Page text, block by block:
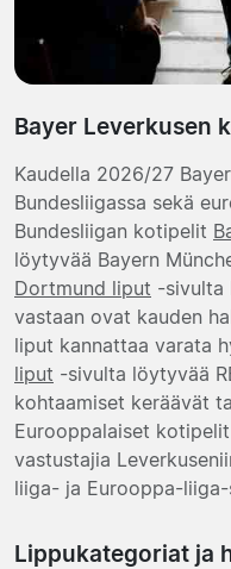
Bayer Leverkusen
Kaudella 2026/27
Bundesliigassa sekä
Bundesliigan kotipelit
löytyvää Bayern
Dortmund liput -sivulta
vastaan ovat kauden
liput kannattaa varata
liput -sivulta löytyvää
kohtaamiset keräävät
Eurooppalaiset
vastustajia
liiga- ja Eurooppa-
Lippukategoriat ja